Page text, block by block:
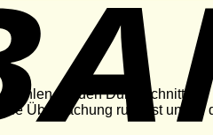
sie den Durchschnitt
Überdachung rund ist und